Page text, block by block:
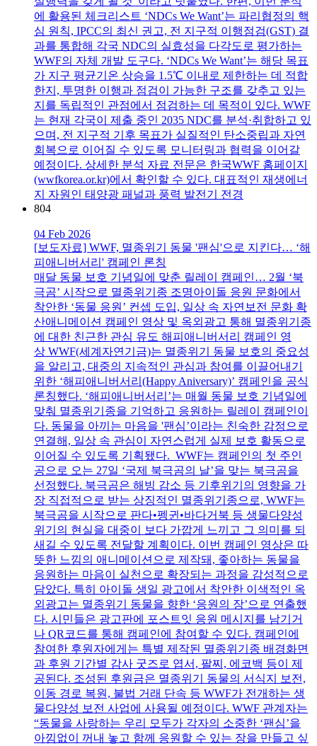
에 활용된 체크리스트 ‘NDCs We Want’는 파리협정의 핵
심 원칙, IPCC의 최신 권고, 전 지구적 이행점검(GST) 결
과를 통합해 각국 NDC의 실효성을 다각도로 평가하는
WWF의 자체 개발 도구다. ‘NDCs We Want’는 해당 목표
가 지구 평균기온 상승을 1.5℃ 이내로 제한하는 데 적합
한지, 투명한 이행과 점검이 가능한 구조를 갖추고 있는
지를 독립적인 관점에서 점검하는 데 목적이 있다. WWF
는 현재 각국이 제출 중인 2035 NDC를 분석·취합하고 있
으며, 전 지구적 기후 목표가 실질적인 탄소중립과 자연
회복으로 이어질 수 있도록 모니터링과 협력을 이어갈
예정이다. 상세한 분석 자료 전문은 한국WWF 홈페이지
(wwfkorea.or.kr)에서 확인할 수 있다. 대표적인 재생에너
지 자원인 태양광 패널과 풍력 발전기 전경
804
04 Feb 2026
[보도자료] WWF, 멸종위기 동물 '팬심'으로 지킨다… ‘해
피애니버서리' 캠페인 론칭
매달 동물 보호 기념일에 맞춘 릴레이 캠페인… 2월 ‘북
극곰’ 시작으로 멸종위기종 조명아이돌 응원 문화에서
착안한 ‘동물 응원’ 컨셉 도입, 일상 속 자연보전 문화 확
산애니메이션 캠페인 영상 및 옥외광고 통해 멸종위기종
에 대한 친근한 관심 유도 해피애니버서리 캠페인 영
상 WWF(세계자연기금)는 멸종위기 동물 보호의 중요성
을 알리고, 대중의 지속적인 관심과 참여를 이끌어내기
위한 ‘해피애니버서리(Happy Aniversary)’ 캠페인을 공식
론칭했다. ‘해피애니버서리’는 매월 동물 보호 기념일에
맞춰 멸종위기종을 기억하고 응원하는 릴레이 캠페인이
다. 동물을 아끼는 마음을 '팬심’이라는 친숙한 감정으로
연결해, 일상 속 관심이 자연스럽게 실제 보호 활동으로
이어질 수 있도록 기획됐다. WWF는 캠페인의 첫 주인
공으로 오는 27일 ‘국제 북극곰의 날’을 맞는 북극곰을
선정했다. 북극곰은 해빙 감소 등 기후위기의 영향을 가
장 직접적으로 받는 상징적인 멸종위기종으로, WWF는
북극곰을 시작으로 판다•펭귄•바다거북 등 생물다양성
위기의 현실을 대중이 보다 가깝게 느끼고 그 의미를 되
새길 수 있도록 전달할 계획이다. 이번 캠페인 영상은 따
뜻한 느낌의 애니메이션으로 제작돼, 좋아하는 동물을
응원하는 마음이 실천으로 확장되는 과정을 감성적으로
담았다. 특히 아이돌 생일 광고에서 착안한 이색적인 옥
외광고는 멸종위기 동물을 향한 ‘응원의 장’으로 연출했
다. 시민들은 광고판에 포스트잇 응원 메시지를 남기거
나 QR코드를 통해 캠페인에 참여할 수 있다. 캠페인에
참여한 후원자에게는 특별 제작된 멸종위기종 배경화면
과 후원 기간별 감사 굿즈로 엽서, 팔찌, 에코백 등이 제
공된다. 조성된 후원금은 멸종위기 동물의 서식지 보전,
이동 경로 복원, 불법 거래 단속 등 WWF가 전개하는 생
물다양성 보전 사업에 사용될 예정이다. WWF 관계자는
“동물을 사랑하는 우리 모두가 각자의 소중한 ‘팬심’을
아낌없이 꺼내 놓고 함께 응원할 수 있는 장을 만들고 싶